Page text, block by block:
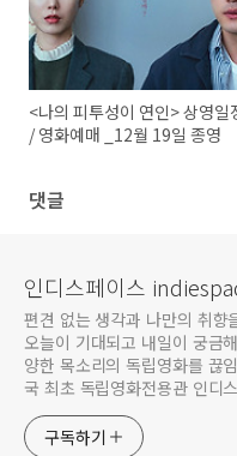
<나의 피투성이 연인> 상영일
/ 영화예매 _12월 19일 종영
댓글
인디스페이스
편견 없는 생각과 나만의 취향
오늘이 기대되고 내일이 궁금
양한 목소리의 독립영화를 끊
국 최초 독립영화전용관 인디
구독하기